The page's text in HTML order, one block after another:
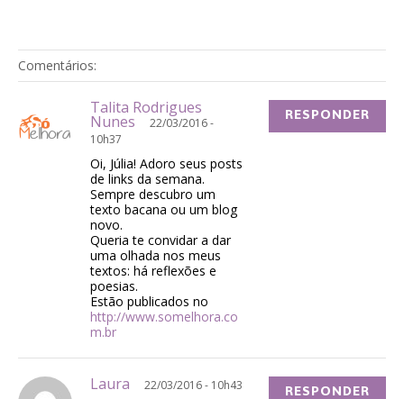
Comentários:
Talita Rodrigues
Nunes
22/03/2016 -
10h37
Oi, Júlia! Adoro seus posts
de links da semana.
Sempre descubro um
texto bacana ou um blog
novo.
Queria te convidar a dar
uma olhada nos meus
textos: há reflexões e
poesias.
Estão publicados no
http://www.somelhora.co
m.br
RESPONDER
Laura 22/03/2016 - 10h43 RESPONDER